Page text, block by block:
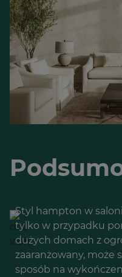
Styl hampton w
tylko w przypadku
dużych domach z
zaaranżowany,
sposób na